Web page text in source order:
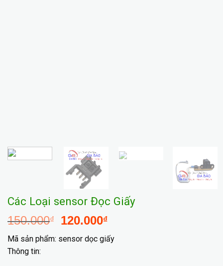
Các Loại sensor Đọc Giấy
150.000₫ 120.000₫
Mã sản phẩm: sensor dọc giấy
Thông tin: